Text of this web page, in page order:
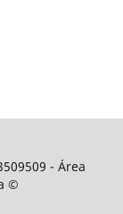
- Área
©